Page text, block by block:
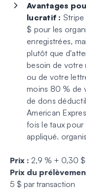
Avantages
lucratif :
$ pour les
enregistrées,
plutôt que
besoin de votre
ou de votre
moins 80 % de
de dons
American
fois le taux
appliqué.
Prix : 2,9 % + 0,30 $
Prix du
5 $ par transaction